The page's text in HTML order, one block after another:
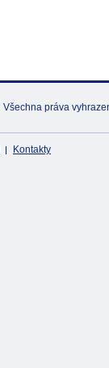
Všechna práva
Kontakty